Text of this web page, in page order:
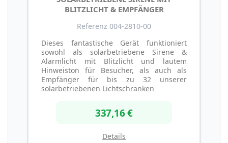
BLITZLICHT & EMPFÄNGER
Referenz 004-2810-00
Dieses fantastische Gerät funktioniert
sowohl als solarbetriebene Sirene &
Alarmlicht mit Blitzlicht und lautem
Hinweiston für Besucher, als auch als
Empfänger für bis zu 32 unserer
solarbetriebenen Lichtschranken
337,16 €
Details